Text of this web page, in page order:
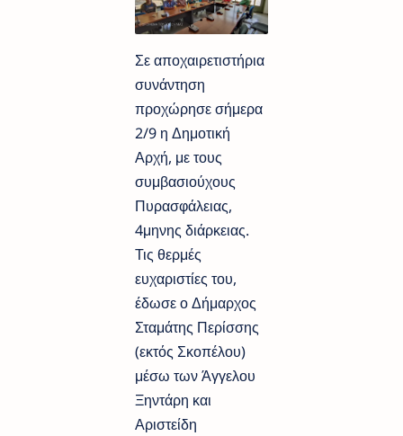
Σε αποχαιρετιστήρια
συνάντηση
προχώρησε σήμερα
2/9 η Δημοτική
Αρχή, με τους
συμβασιούχους
Πυρασφάλειας,
4μηνης διάρκειας.
Τις θερμές
ευχαριστίες του,
έδωσε ο Δήμαρχος
Σταμάτης Περίσσης
(εκτός Σκοπέλου)
μέσω των Άγγελου
Ξηντάρη και
Αριστείδη